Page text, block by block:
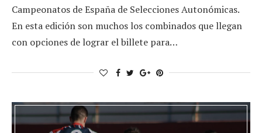
Campeonatos de España de Selecciones Autonómicas.
En esta edición son muchos los combinados que llegan
con opciones de lograr el billete para…